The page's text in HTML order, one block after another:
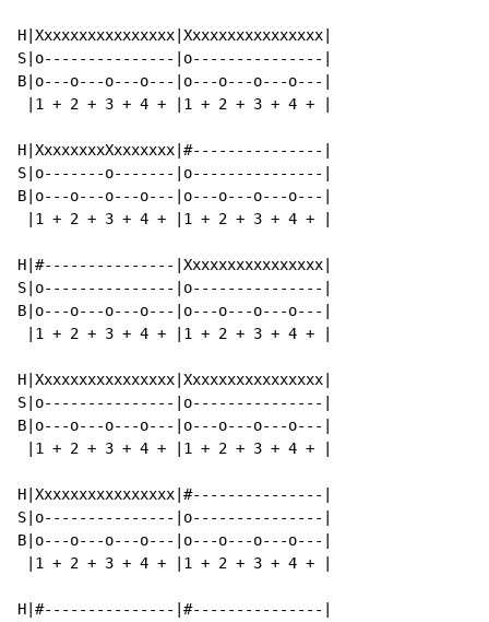
H|Xxxxxxxxxxxxxxxx|Xxxxxxxxxxxxxxxx|
S|o---------------|o---------------|
B|o---o---o---o---|o---o---o---o---|
|1 + 2 + 3 + 4 + |1 + 2 + 3 + 4 + |
H|XxxxxxxxXxxxxxxx|#---------------|
S|o-------o-------|o---------------|
B|o---o---o---o---|o---o---o---o---|
|1 + 2 + 3 + 4 + |1 + 2 + 3 + 4 + |
H|#---------------|Xxxxxxxxxxxxxxxx|
S|o---------------|o---------------|
B|o---o---o---o---|o---o---o---o---|
|1 + 2 + 3 + 4 + |1 + 2 + 3 + 4 + |
H|Xxxxxxxxxxxxxxxx|Xxxxxxxxxxxxxxxx|
S|o---------------|o---------------|
B|o---o---o---o---|o---o---o---o---|
|1 + 2 + 3 + 4 + |1 + 2 + 3 + 4 + |
H|Xxxxxxxxxxxxxxxx|#---------------|
S|o---------------|o---------------|
B|o---o---o---o---|o---o---o---o---|
|1 + 2 + 3 + 4 + |1 + 2 + 3 + 4 + |
H|#---------------|#---------------|